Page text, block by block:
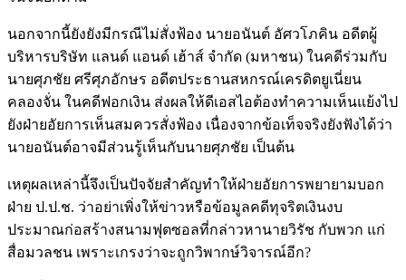
นอกจากนี้ยังยังมีกรณีไม่สั่งฟ้อง นายอนันต์ อัศวโภคิน อดีตผู้
บริหารบริษัท แลนด์ แอนด์ เฮ้าส์ จำกัด (มหาชน) ในคดีร่วมกับ
นายศุภชัย ศรีศุภอักษร อดีตประธานสหกรณ์เครดิตยูเนี่ยน
คลองจั่น ในคดีฟอกเงิน ส่งผลให้ดีเอสไอต้องทำความเห็นแย้งไป
ยังฝ่ายอัยการเห็นสมควรสั่งฟ้อง เนื่องจากข้อเท็จจริงยังฟังได้ว่า
นายอนันต์อาจมีส่วนรู้เห็นกับนายศุภชัย เป็นต้น
เหตุผลเหล่านี้จึงเป็นปัจจัยสำคัญทำให้ฝ่ายอัยการพยายามบอก
ฝ่าย ป.ป.ช. ว่าอย่าเพิ่งให้ข่าวหรือข้อมูลคดีทุจริตเงินงบ
ประมาณก่อสร้างสนามฟุตซอลที่กล่าวหานายวิรัช กับพวก แก่
สื่อมวลชน เพราะเกรงว่าจะถูกวิพากษ์วิจารณ์อีก?